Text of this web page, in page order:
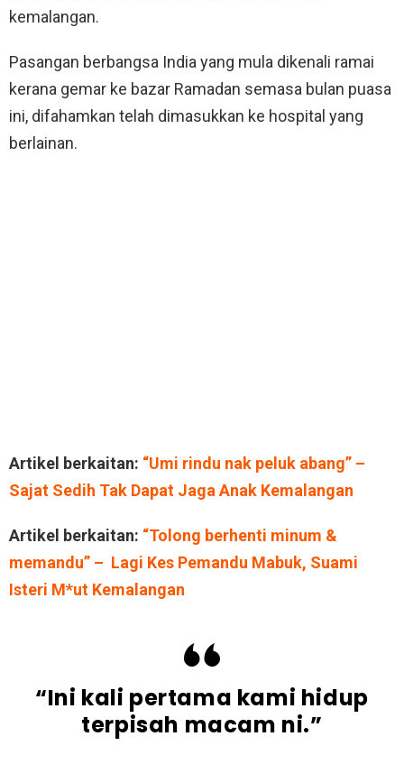
kemalangan.
Pasangan berbangsa India yang mula dikenali ramai
kerana gemar ke bazar Ramadan semasa bulan puasa
ini, difahamkan telah dimasukkan ke hospital yang
berlainan.
Artikel berkaitan: “Umi rindu nak peluk abang” –
Sajat Sedih Tak Dapat Jaga Anak Kemalangan
Artikel berkaitan: “Tolong berhenti minum &
memandu” – Lagi Kes Pemandu Mabuk, Suami
Isteri M*ut Kemalangan
“Ini kali pertama kami hidup
terpisah macam ni.”